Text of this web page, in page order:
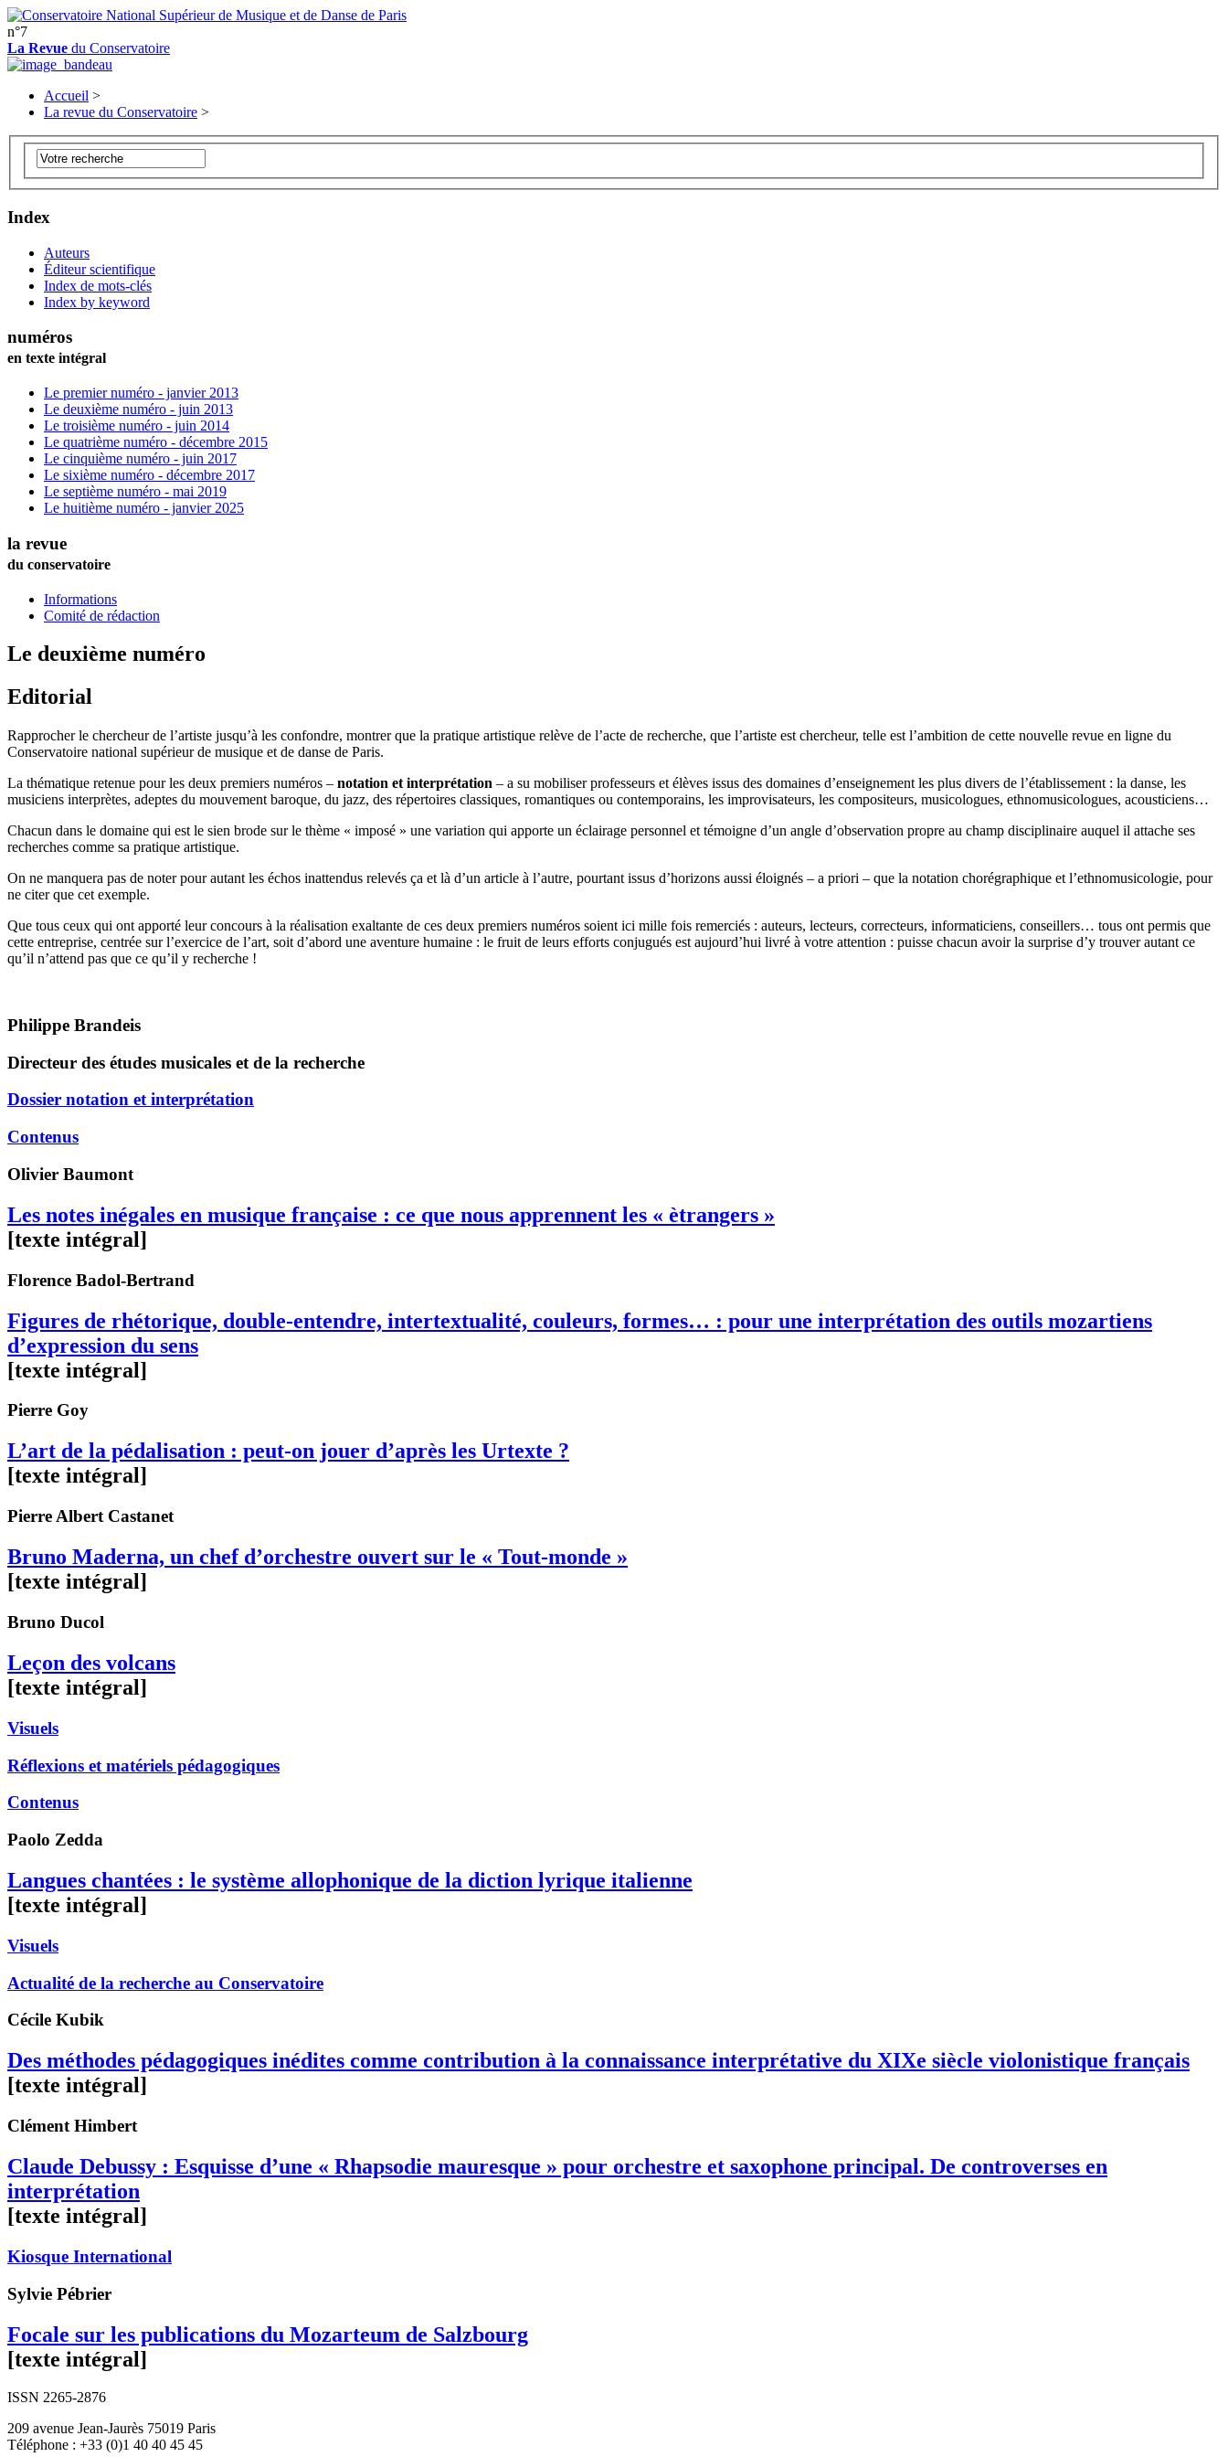
n°7
La Revue du Conservatoire
Accueil >
La revue du Conservatoire >
Index
Auteurs
Éditeur scientifique
Index de mots-clés
Index by keyword
numéros
en texte intégral
Le premier numéro - janvier 2013
Le deuxième numéro - juin 2013
Le troisième numéro - juin 2014
Le quatrième numéro - décembre 2015
Le cinquième numéro - juin 2017
Le sixième numéro - décembre 2017
Le septième numéro - mai 2019
Le huitième numéro - janvier 2025
la revue
du conservatoire
Informations
Comité de rédaction
Le deuxième numéro
Editorial
Rapprocher le chercheur de l’artiste jusqu’à les confondre, montrer que la pratique artistique relève de l’acte de recherche, que l’artiste est chercheur, telle est l’ambition de cette nouvelle revue en ligne du
Conservatoire national supérieur de musique et de danse de Paris.
La thématique retenue pour les deux premiers numéros – notation et interprétation – a su mobiliser professeurs et élèves issus des domaines d’enseignement les plus divers de l’établissement : la danse, les
musiciens interprètes, adeptes du mouvement baroque, du jazz, des répertoires classiques, romantiques ou contemporains, les improvisateurs, les compositeurs, musicologues, ethnomusicologues, acousticiens…
Chacun dans le domaine qui est le sien brode sur le thème « imposé » une variation qui apporte un éclairage personnel et témoigne d’un angle d’observation propre au champ disciplinaire auquel il attache ses
recherches comme sa pratique artistique.
On ne manquera pas de noter pour autant les échos inattendus relevés ça et là d’un article à l’autre, pourtant issus d’horizons aussi éloignés – a priori – que la notation chorégraphique et l’ethnomusicologie, pour
ne citer que cet exemple.
Que tous ceux qui ont apporté leur concours à la réalisation exaltante de ces deux premiers numéros soient ici mille fois remerciés : auteurs, lecteurs, correcteurs, informaticiens, conseillers… tous ont permis que
cette entreprise, centrée sur l’exercice de l’art, soit d’abord une aventure humaine : le fruit de leurs efforts conjugués est aujourd’hui livré à votre attention : puisse chacun avoir la surprise d’y trouver autant ce
qu’il n’attend pas que ce qu’il y recherche !
Philippe Brandeis
Directeur des études musicales et de la recherche
Dossier notation et interprétation
Contenus
Olivier Baumont
Les notes inégales en musique française : ce que nous apprennent les « ètrangers »
[texte intégral]
Florence Badol-Bertrand
Figures de rhétorique, double-entendre, intertextualité, couleurs, formes… : pour une interprétation des outils mozartiens
d’expression du sens
[texte intégral]
Pierre Goy
L’art de la pédalisation : peut-on jouer d’après les Urtexte ?
[texte intégral]
Pierre Albert Castanet
Bruno Maderna, un chef d’orchestre ouvert sur le « Tout-monde »
[texte intégral]
Bruno Ducol
Leçon des volcans
[texte intégral]
Visuels
Réflexions et matériels pédagogiques
Contenus
Paolo Zedda
Langues chantées : le système allophonique de la diction lyrique italienne
[texte intégral]
Visuels
Actualité de la recherche au Conservatoire
Cécile Kubik
Des méthodes pédagogiques inédites comme contribution à la connaissance interprétative du XIXe siècle violonistique français
[texte intégral]
Clément Himbert
Claude Debussy : Esquisse d’une « Rhapsodie mauresque » pour orchestre et saxophone principal. De controverses en
interprétation
[texte intégral]
Kiosque International
Sylvie Pébrier
Focale sur les publications du Mozarteum de Salzbourg
[texte intégral]
ISSN 2265-2876
209 avenue Jean-Jaurès 75019 Paris
Téléphone : +33 (0)1 40 40 45 45